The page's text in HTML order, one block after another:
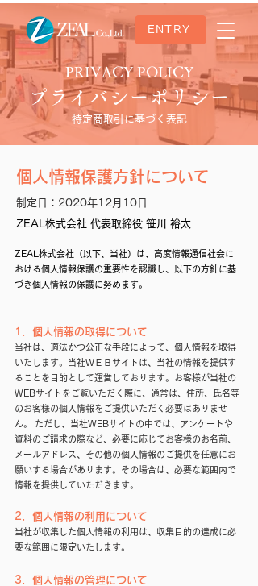
ENTRY
PRIVACY POLICY
​プライバシーポリシー
​特定商取引に基づく表記
個人情報保護方針について
制定日： 2020年12月10日
ZEAL株式会社 代表取締役 笹川 裕太
ZEAL株式会社（以下、当社）は、高度情報通信社会に
おける個人情報保護の重要性を認識し、以下の方針に基
づき個人情報の保護に努めます。
1．個人情報の取得について
当社は、適法かつ公正な手段によって、個人情報を取得
いたします。当社ＷＥＢサイトは、当社の情報を提供す
ることを目的として運営しております。お客様が当社の
WEBサイトをご覧いただく際に、通常は、住所、氏名等
のお客様の個人情報をご提供いただく必要はありませ
ん。 ただし、当社WEBサイトの中では、アンケートや
資料のご請求の際など、必要に応じてお客様のお名前、
メールアドレス、その他の個人情報のご提供を任意にお
願いする場合があります。その場合は、必要な範囲内で
情報を提供していただきます。
2．個人情報の利用について
当社が収集した個人情報の利用は、収集目的の達成に必
要な範囲に限定いたします。
3．個人情報の管理について